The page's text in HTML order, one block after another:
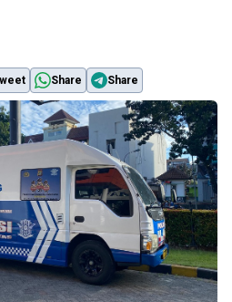
Share Share